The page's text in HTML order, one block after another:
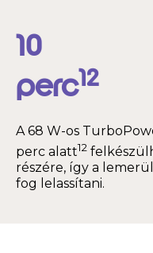
10
perc12
A 68 W-os
perc alatt12
részére, így a
fog lelassítani.